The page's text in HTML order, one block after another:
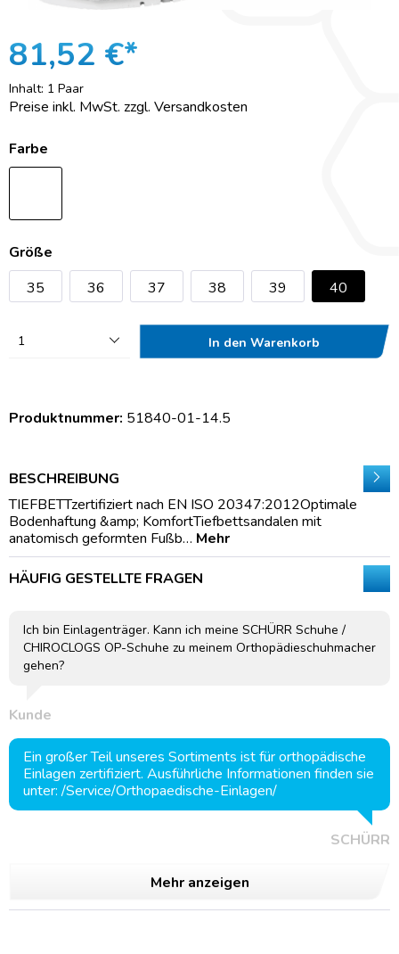
81,52 €*
Inhalt: 1 Paar
Preise inkl. MwSt. zzgl. Versandkosten
Farbe
Größe
35
36 37 38 39 40
1 In den Warenkorb
Produktnummer: 51840-01-14.5
BESCHREIBUNG
TIEFBETTzertifiziert nach EN ISO 20347:2012Optimale
Bodenhaftung &amp; KomfortTiefbettsandalen mit
anatomisch geformten Fußb… Mehr
HÄUFIG GESTELLTE FRAGEN
Ich bin Einlagenträger. Kann ich meine SCHÜRR Schuhe /
CHIROCLOGS OP-Schuhe zu meinem Orthopädieschuhmacher
gehen?
Kunde
Ein großer Teil unseres Sortiments ist für orthopädische
Einlagen zertifiziert. Ausführliche Informationen finden sie
unter: /Service/Orthopaedische-Einlagen/
SCHÜRR
Mehr anzeigen